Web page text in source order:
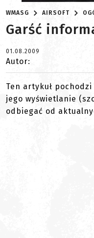
WMASG AIRSOFT
Garść
01.08.2009
Autor:
Ten artykuł
jego wyświetlanie
odbiegać od